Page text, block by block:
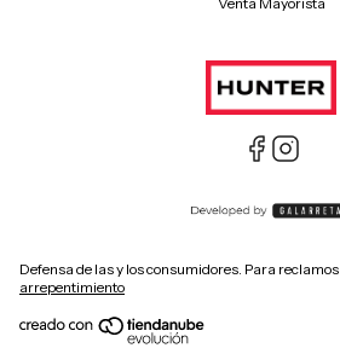
Defensa de las y los consumidores. Para reclamos
arrepentimiento